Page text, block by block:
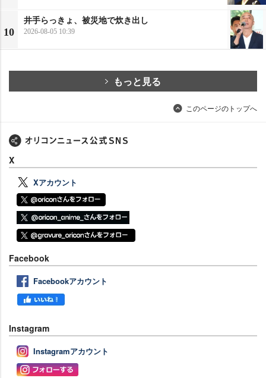
10
井手らっきょ、被災地で炊き出し
2026-08-05 10:39
もっと見る
このページのトップへ
X
Xアカウント
Facebook
Facebookアカウント
Instagram
Instagramアカウント